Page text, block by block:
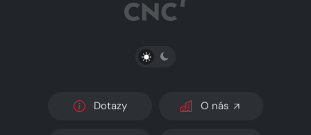
PŘEPNOUT SVĚTLÝ/TMAVÝ REŽIM
Dotazy O nás